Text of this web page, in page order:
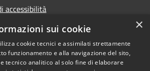
accessibilità
Feedback
×
sui cookie
cookie tecnici e assimilati strettamente
funzionamento e alla navigazione del sito,
tecnico analitico al solo fine di elaborare